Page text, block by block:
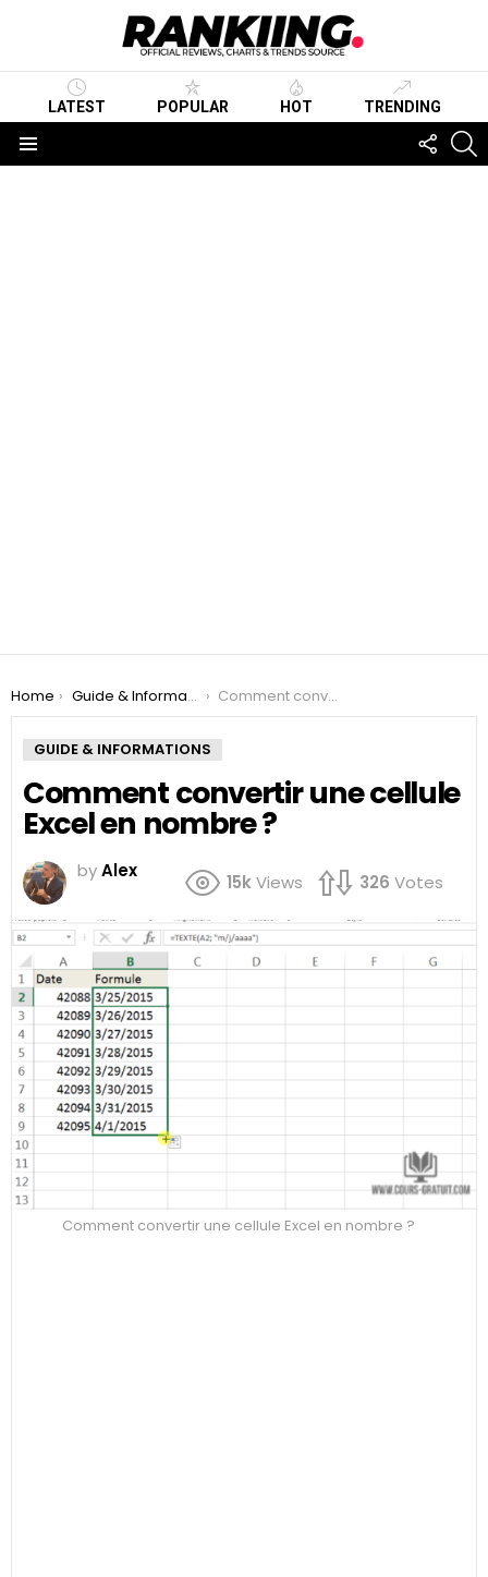
LATEST POPULAR HOT TRENDING
US
You are here:
Home Guide & Informations Comment convertir une cellule Excel en nombre ?
GUIDE & INFORMATIONS
Comment convertir une cellule
Excel en nombre ?
byAlex
15kViews 326 Votes
Comment convertir une cellule Excel en nombre ?